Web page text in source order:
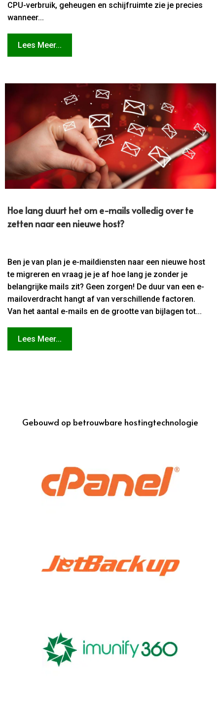
CPU-verbruik, geheugen en schijfruimte zie je precies
wanneer...
Lees Meer...
Hoe lang duurt het om e-mails volledig over te
zetten naar een nieuwe host?
Ben je van plan je e-maildiensten naar een nieuwe host
te migreren en vraag je je af hoe lang je zonder je
belangrijke mails zit? Geen zorgen! De duur van een e-
mailoverdracht hangt af van verschillende factoren.
Van het aantal e-mails en de grootte van bijlagen tot...
Lees Meer...
Gebouwd op betrouwbare hostingtechnologie